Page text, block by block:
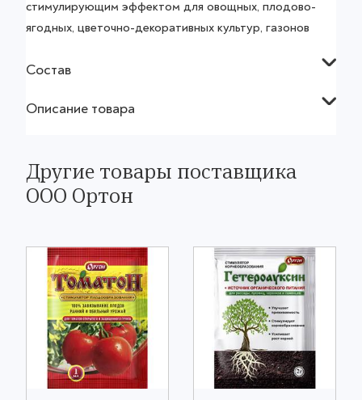
стимулирующим эффектом для овощных, плодово-
ягодных, цветочно-декоративных культур, газонов
Состав
Описание товара
Другие товары поставщика
ООО Ортон